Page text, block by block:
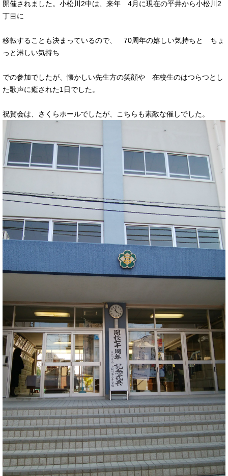
開催されました。小松川2中は、来年 4月に現在の平井から小松川2
丁目に
移転することも決まっているので、 70周年の嬉しい気持ちと ちょ
っと淋しい気持ち
での参加でしたが、懐かしい先生方の笑顔や 在校生のはつらつとし
た歌声に癒された1日でした。
祝賀会は、さくらホールでしたが、こちらも素敵な催しでした。